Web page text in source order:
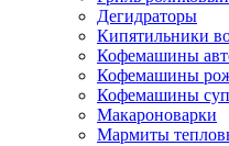
Дегидраторы
Кипятильники
Кофемашины
Кофемашины
Кофемашины
Макароноварки
Мармиты